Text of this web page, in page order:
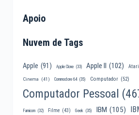
Apoio
Nuvem de Tags
Apple (91) Apple Clone (33) Apple II (102) Atari
Cinema (41) Commodore 64 (35) Computador (52)
Computador Pessoal
Famicom (32) Filme (43) Geek (35) IBM (105)